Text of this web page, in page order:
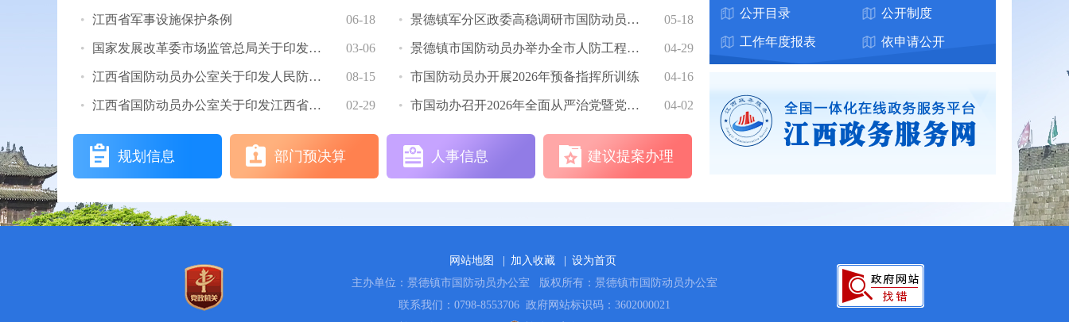
06-18
江西省军事设施保护条例
03-06
国家发展改革委市场监管总局关于印发《人民防空防护设备检验检测管理办法》的通知
08-15
江西省国防动员办公室关于印发人民防空行政执法不予处罚可以不予处罚从轻处罚...
02-29
江西省国防动员办公室关于印发江西省结合民用建筑修建防空地下室审批实施细则...
05-18
景德镇军分区政委高稳调研市国防动员办工作
04-29
景德镇市国防动员办举办全市人防工程项目审批业务培训班
04-16
市国防动员办开展2026年预备指挥所训练
04-02
市国动办召开2026年全面从严治党暨党风廉政建设工作会议
规划信息 部门预决算 人事信息 建议提案办理
公开目录 公开制度
工作年度报表 依申请公开
网站地图 加入收藏
设为首页
主办单位：景德镇市国防动员办公室
版权所有：景德镇市国防动员办公室
联系我们：0798-8553706 政府网站标识码：3602000021